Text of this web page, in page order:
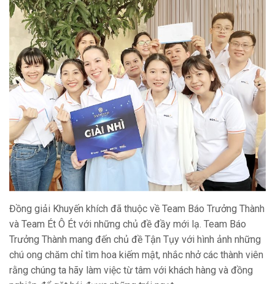
Đồng giải Khuyến khích đã thuộc về Team Báo Trưởng Thành
và Team Ét Ô Ét với những chủ đề đầy mới lạ. Team Báo
Trưởng Thành mang đến chủ đề Tận Tụy với hình ảnh những
chú ong chăm chỉ tìm hoa kiếm mật, nhắc nhở các thành viên
rằng chúng ta hãy làm việc từ tâm với khách hàng và đồng